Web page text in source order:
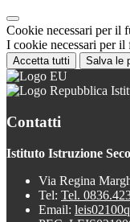
Cookie necessari per il
I cookie necessari per il
Accetta tutti Salva le
Contatti
Istituto Istruzione
Via Regina
Tel: Tel.
Email: